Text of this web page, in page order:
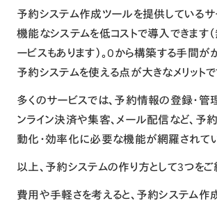
予約システム作成ツールを提供しているサ
機能なシステムを低コストで導入できます
ービスもあります）。0から構築する手間が
予約システムを使える点が大きなメリットで
多くのサービスでは、予約情報の登録・管
ンライン決済や集客、メール配信など、予
動化・効率化に必要な機能が網羅されてい
以上、予約システムの作り方として3つをご
費用や手軽さを考えると、予約システム作